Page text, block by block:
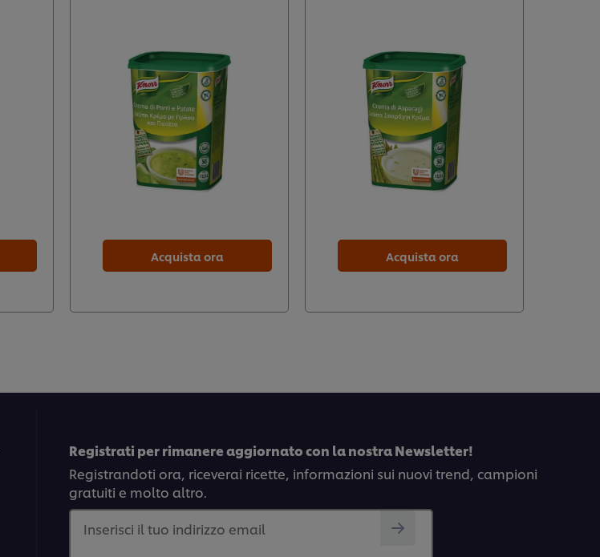
Acquista ora Acquista ora
Registrati per rimanere aggiornato con la nostra Newsletter!
Registrandoti ora, riceverai ricette, informazioni sui nuovi trend, campioni
gratuiti e molto altro.
Inserisci il tuo indirizzo email